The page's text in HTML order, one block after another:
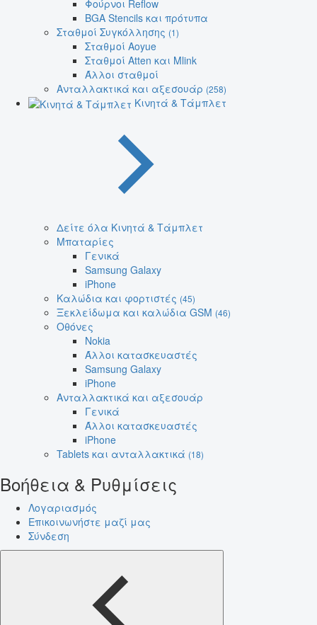
Φούρνοι Reflow
BGA Stencils και πρότυπα
Σταθμοί Συγκόλλησης (1)
Σταθμοί Aoyue
Σταθμοί Atten και Mlink
Άλλοι σταθμοί
Ανταλλακτικά και αξεσουάρ (258)
Κινητά & Τάμπλετ
Δείτε όλα Κινητά & Τάμπλετ
Μπαταρίες
Γενικά
Samsung Galaxy
iPhone
Καλώδια και φορτιστές (45)
Ξεκλείδωμα και καλώδια GSM (46)
Οθόνες
Nokia
Άλλοι κατασκευαστές
Samsung Galaxy
iPhone
Ανταλλακτικά και αξεσουάρ
Γενικά
Άλλοι κατασκευαστές
iPhone
Tablets και ανταλλακτικά (18)
Βοήθεια & Ρυθμίσεις
Λογαριασμός
Επικοινωνήστε μαζί μας
Σύνδεση